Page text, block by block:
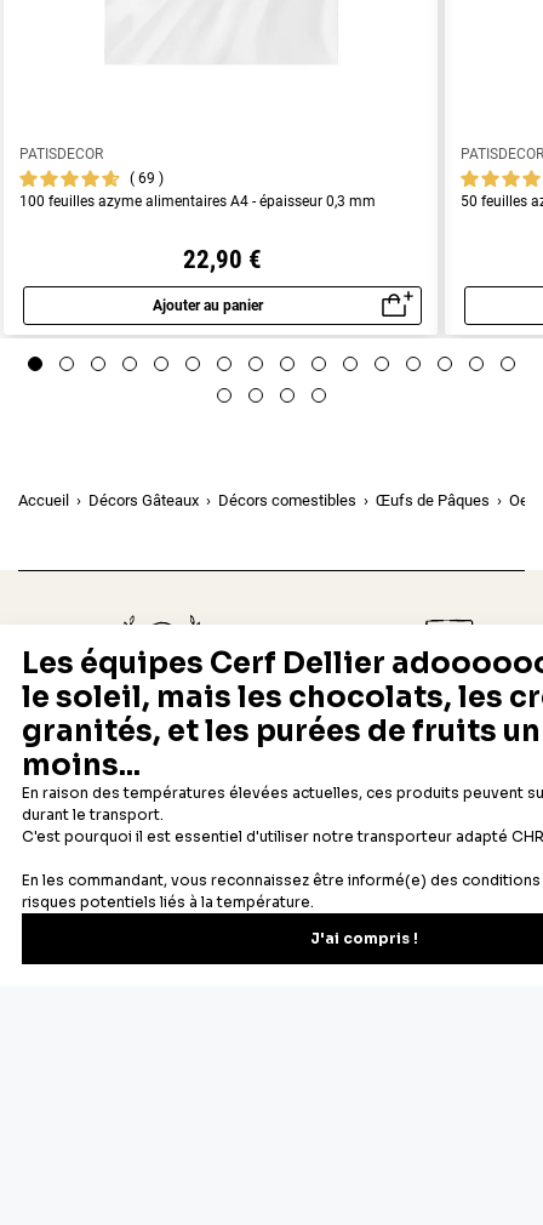
PATISDECOR
69
100 feuilles azyme alimentaires A4 - épaisseur 0,3 mm
22,90 €
Ajouter au panier
Aperçu rapide
50 feuilles
Accueil Décors Gâteaux Décors comestibles Œufs de Pâques
Depuis 1932
Fabricant français reconnu
Livraison rapide 24/48h
Offerte dès 69 € en point
Newsletter
Recevez les recettes, astuces et offres spéciales.